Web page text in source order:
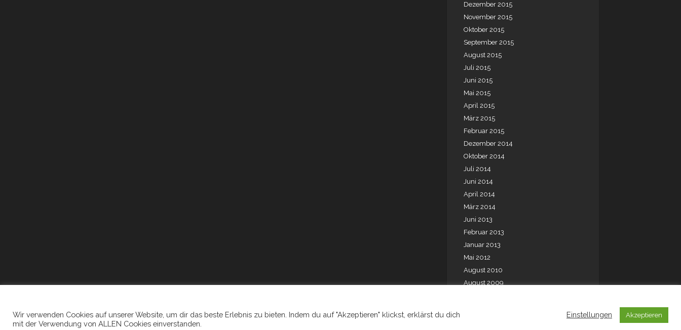
Dezember 2015
November 2015
Oktober 2015
September 2015
August 2015
Juli 2015
Juni 2015
Mai 2015
April 2015
März 2015
Februar 2015
Dezember 2014
Oktober 2014
Juli 2014
Juni 2014
April 2014
März 2014
Juni 2013
Februar 2013
Januar 2013
Mai 2012
August 2010
August 2009
Wir verwenden Cookies auf unserer Website, um dir das beste Erlebnis zu bieten. Indem du auf "Akzeptieren" klickst, erklärst du dich
mit der Verwendung von ALLEN Cookies einverstanden.
Einstellungen Akzeptieren